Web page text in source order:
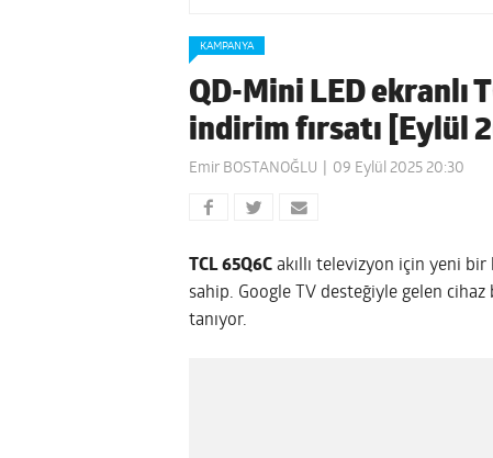
KAMPANYA
QD-Mini LED ekranlı
indirim fırsatı [Eylül
Emir BOSTANOĞLU 09 Eylül 2025 20:30
TCL 65Q6C akıllı televizyon için yeni
sahip. Google TV desteğiyle gelen
tanıyor.